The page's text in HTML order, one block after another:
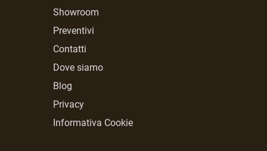
Showroom
Preventivi
Contatti
Dove siamo
Blog
Privacy
Informativa Cookie